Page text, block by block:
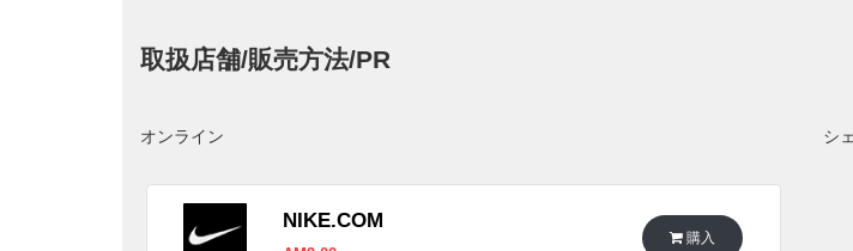
取扱店舗/販売方法/PR
オンライン
NIKE.COM
購入
シ